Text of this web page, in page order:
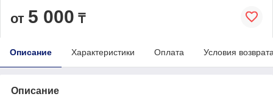
от 5 000 ₸
Описание Характеристики Оплата Условия
Описание